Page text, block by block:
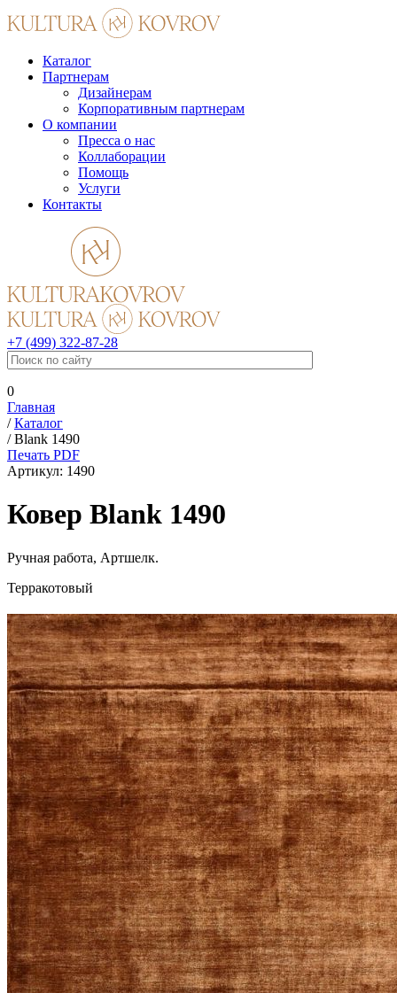
Каталог
Партнерам
Дизайнерам
Корпоративным партнерам
О компании
Пресса о нас
Коллаборации
Помощь
Услуги
Контакты
+7 (499) 322-87-28
0
Главная
/Каталог
/Blank 1490
Печать PDF
Артикул: 1490
Ковер Blank 1490
Ручная работа, Артшелк.
Терракотовый